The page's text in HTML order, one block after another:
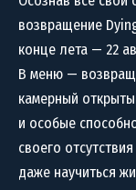
возвращение
конце лета — 22
В меню —
камерный
и особые
своего
даже научиться